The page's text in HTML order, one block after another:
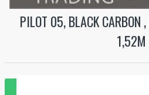
PILOT 05, BLACK CARBON
1,52M